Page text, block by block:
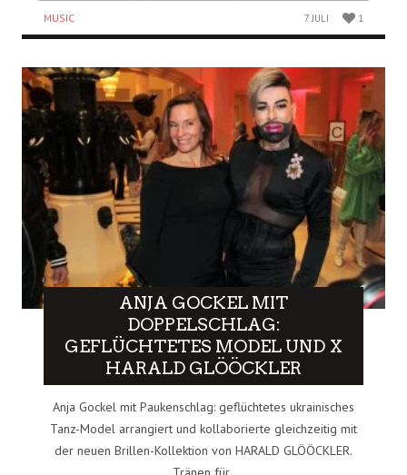
MUSIC 7 JULI 1
ANJA GOCKEL MIT
DOPPELSCHLAG:
GEFLÜCHTETES MODEL UND X
HARALD GLÖÖCKLER
Anja Gockel mit Paukenschlag: geflüchtetes ukrainisches
Tanz-Model arrangiert und kollaborierte gleichzeitig mit
der neuen Brillen-Kollektion von HARALD GLÖÖCKLER.